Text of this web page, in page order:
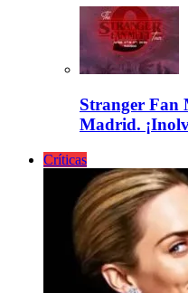
Stranger Fan
Madrid.
Críticas